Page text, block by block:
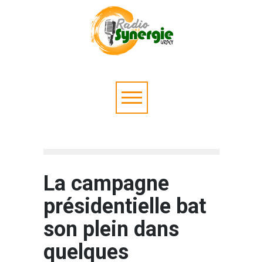
La campagne
présidentielle bat
son plein dans
quelques